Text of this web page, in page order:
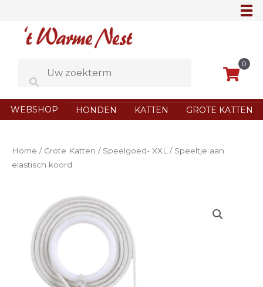
0
WEBSHOP HONDEN KATTEN GROTE KATTEN
Home / Grote Katten / Speelgoed- XXL / Speeltje aan
elastisch koord